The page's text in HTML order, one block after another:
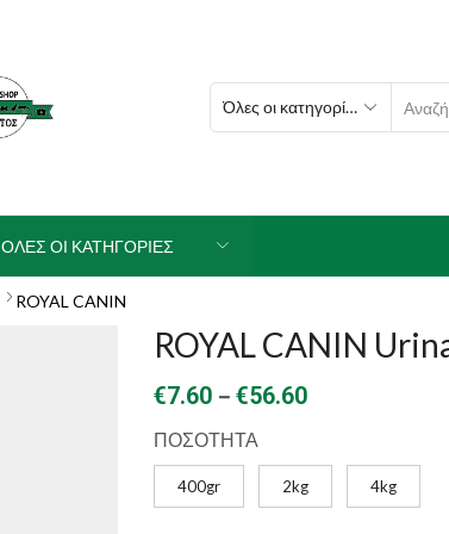
ΟΛΕΣ ΟΙ ΚΑΤΗΓΟΡΙΕΣ
ROYAL CANIN
ROYAL CANIN
€7.60 – €56.60Price
€7.60
through
ΠΟΣΟΤΗΤΑ
400gr 2kg 4kg